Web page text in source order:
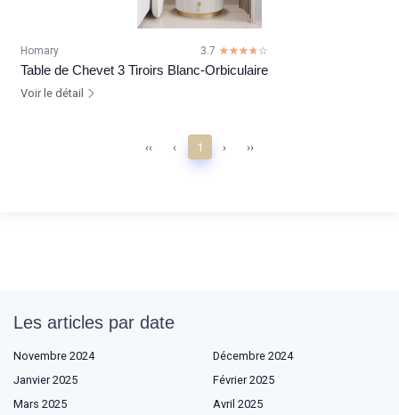
Homary 3.7 ☆☆☆☆☆
★★★★★
Table de Chevet 3 Tiroirs Blanc-Orbiculaire
Voir le détail
‹‹ ‹ 1 › ››
Les articles par date
Novembre 2024
Décembre 2024
Janvier 2025
Février 2025
Mars 2025
Avril 2025